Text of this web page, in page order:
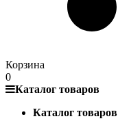
Корзина
0
Каталог товаров
Каталог товаров